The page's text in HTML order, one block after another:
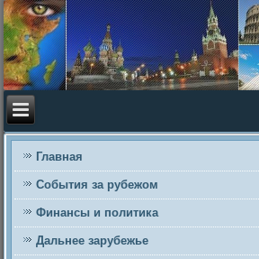
Главная
События за рубежом
Финансы и политика
Дальнее зарубежье